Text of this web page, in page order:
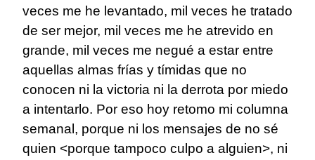
veces me he levantado, mil veces he tratado
de ser mejor, mil veces me he atrevido en
grande, mil veces me negué a estar entre
aquellas almas frías y tímidas que no
conocen ni la victoria ni la derrota por miedo
a intentarlo. Por eso hoy retomo mi columna
semanal, porque ni los mensajes de no sé
quien <porque tampoco culpo a alguien>, ni